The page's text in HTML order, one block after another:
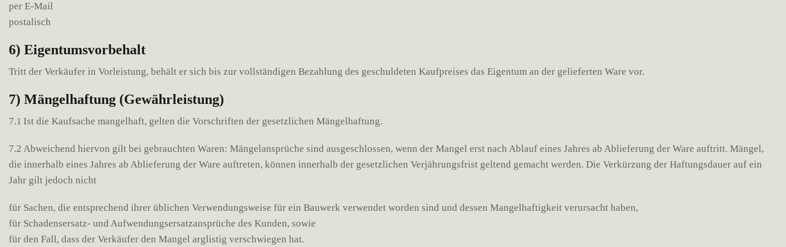
per E-Mail
postalisch
6) Eigentumsvorbehalt
Tritt der Verkäufer in Vorleistung, behält er sich bis zur vollständigen Bezahlung des geschuldeten Kaufpreises das Eigentum an der gelieferten Ware vor.
7) Mängelhaftung (Gewährleistung)
7.1 Ist die Kaufsache mangelhaft, gelten die Vorschriften der gesetzlichen Mängelhaftung.
7.2 Abweichend hiervon gilt bei gebrauchten Waren: Mängelansprüche sind ausgeschlossen, wenn der Mangel erst nach Ablauf eines Jahres ab Ablieferung der Ware auftritt. Mängel,
die innerhalb eines Jahres ab Ablieferung der Ware auftreten, können innerhalb der gesetzlichen Verjährungsfrist geltend gemacht werden. Die Verkürzung der Haftungsdauer auf ein
Jahr gilt jedoch nicht
für Sachen, die entsprechend ihrer üblichen Verwendungsweise für ein Bauwerk verwendet worden sind und dessen Mangelhaftigkeit verursacht haben,
für Schadensersatz- und Aufwendungsersatzansprüche des Kunden, sowie
für den Fall, dass der Verkäufer den Mangel arglistig verschwiegen hat.